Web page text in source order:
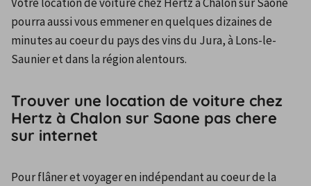
pourra aussi vous emmener en quelques dizaines de
minutes au coeur du pays des vins du Jura, à Lons-le-
Saunier et dans la région alentours.
Trouver une location de voiture chez
Hertz à Chalon sur Saone pas chere
sur internet
Pour flâner et voyager en indépendant au coeur de la